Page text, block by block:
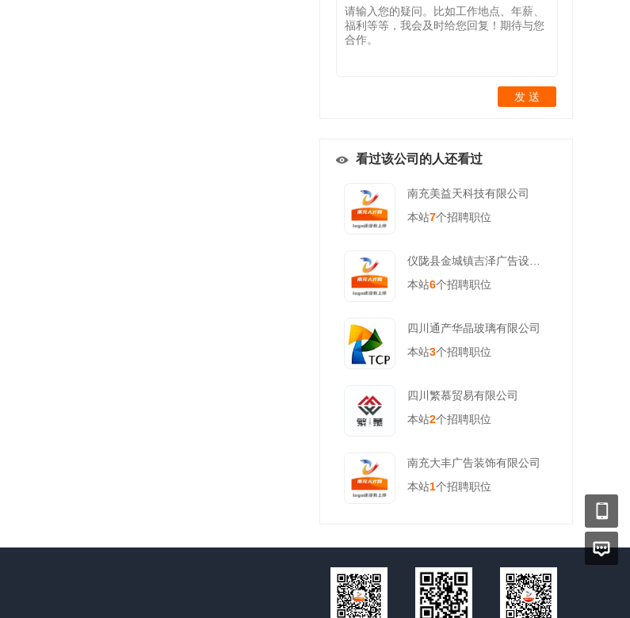
发 送
看过该公司的人还看过
南充美益天科技有限公司
本站7个招聘职位
本站6个招聘职位
四川通产华晶玻璃有限公司
本站3个招聘职位
四川繁慕贸易有限公司
本站2个招聘职位
南充大丰广告装饰有限公司
本站1个招聘职位